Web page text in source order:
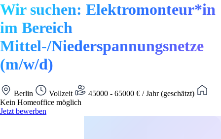
Wir suchen: Elektromonteur*in
im Bereich
Mittel-/Niederspannungsnetze
(m/w/d)
Berlin Vollzeit
45000 - 65000 € / Jahr (geschätzt)
Kein Homeoffice möglich
Jetzt bewerben